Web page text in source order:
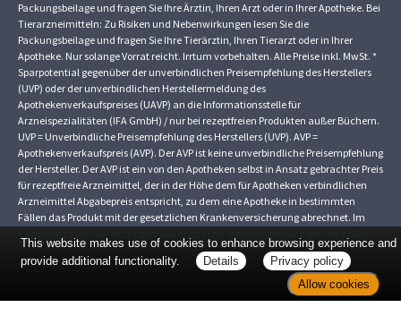
Packungsbeilage und fragen Sie Ihre Ärztin, Ihren Arzt oder in Ihrer Apotheke. Bei
Tierarzneimitteln: Zu Risiken und Nebenwirkungen lesen Sie die
Packungsbeilage und fragen Sie Ihre Tierärztin, Ihren Tierarzt oder in Ihrer
Apotheke. Nur solange Vorrat reicht. Irrtum vorbehalten. Alle Preise inkl. MwSt. *
Sparpotential gegenüber der unverbindlichen Preisempfehlung des Herstellers
(UVP) oder der unverbindlichen Herstellermeldung des
Apothekenverkaufspreises (UAVP) an die Informationsstelle für
Arzneispezialitäten (IFA GmbH) / nur bei rezeptfreien Produkten außer Büchern.
UVP = Unverbindliche Preisempfehlung des Herstellers (UVP). AVP =
Apothekenverkaufspreis (AVP). Der AVP ist keine unverbindliche Preisempfehlung
der Hersteller. Der AVP ist ein von den Apotheken selbst in Ansatz gebrachter Preis
für rezeptfreie Arzneimittel, der in der Höhe dem für Apotheken verbindlichen
Arzneimittel Abgabepreis entspricht, zu dem eine Apotheke in bestimmten
Fällen das Produkt mit der gesetzlichen Krankenversicherung abrechnet. Im
This website makes use of cookies to enhance browsing experience and
provide additional functionality.
Details
Privacy policy
Allow cookies